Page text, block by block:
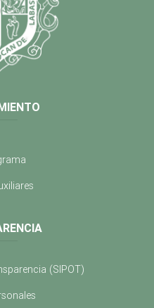
(SIPOT)